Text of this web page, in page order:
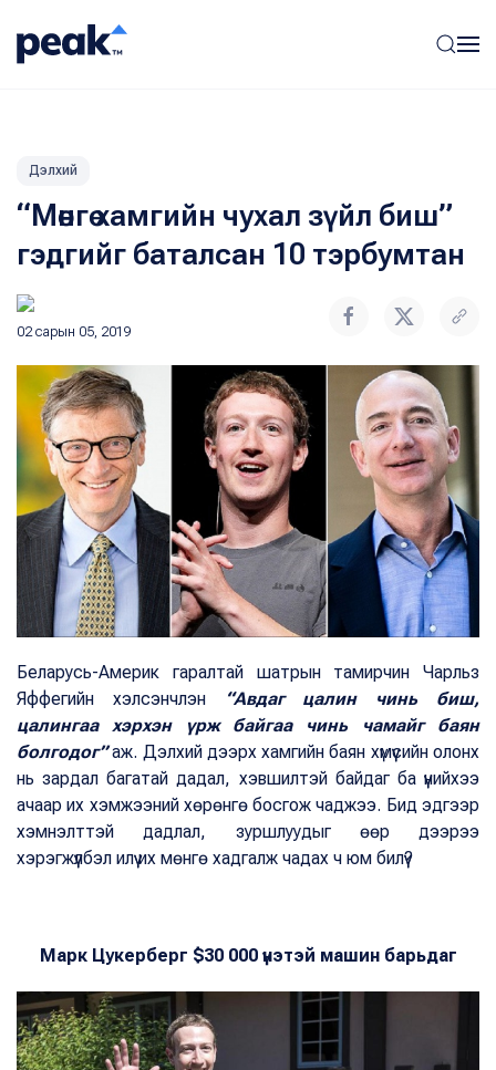
Дэлхий
“Мөнгө хамгийн чухал зүйл биш”
гэдгийг баталсан 10 тэрбумтан
02 сарын 05, 2019
Беларусь-Америк гаралтай шатрын тамирчин Чарльз
Яффегийн хэлсэнчлэн
“Авдаг цалин чинь биш,
цалингаа хэрхэн үрж байгаа чинь чамайг баян
болгодог”аж. Дэлхий дээрх хамгийн баян хүмүүсийн олонх
нь зардал багатай дадал, хэвшилтэй байдаг ба үүнийхээ
ачаар их хэмжээний хөрөнгө босгож чаджээ. Бид эдгээр
хэмнэлттэй дадлал, зуршлуудыг өөр дээрээ
хэрэгжүүлбэл илүү их мөнгө хадгалж чадах ч юм билүү?
Марк Цукерберг $30 000 үнэтэй машин барьдаг